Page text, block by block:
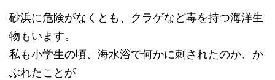
砂浜に危険がなくとも、クラゲなど毒を持つ海洋生
物もいます。
私も小学生の頃、海水浴で何かに刺されたのか、か
ぶれたことが